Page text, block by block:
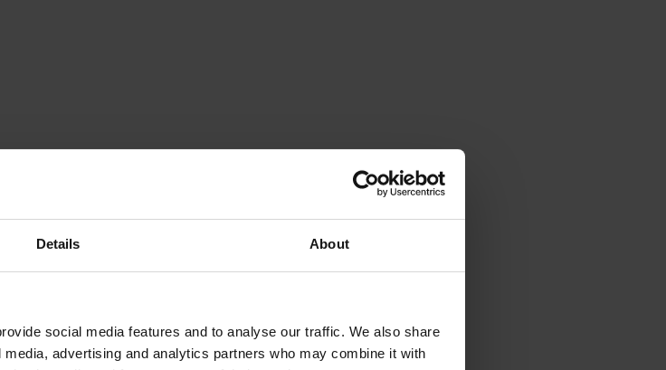
Details About
social media features and to analyse our traffic. We also share
advertising and analytics partners who may combine it with
CON DOBLE